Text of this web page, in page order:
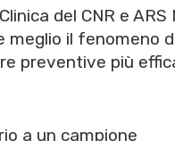
del CNR e ARS
meglio il fenomeno
preventive più
a un campione